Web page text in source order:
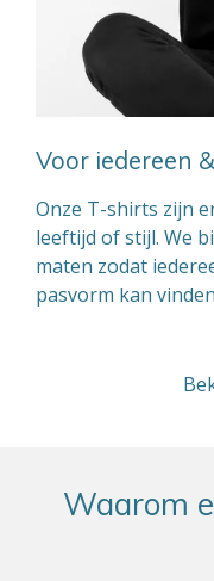
Voor iedereen
Onze T-shirts zijn
leeftijd of stijl. We
maten zodat
pasvorm kan
Waarom